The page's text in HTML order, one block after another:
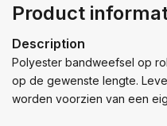
Product
Description
Polyester bandweefsel op
op de gewenste lengte.
worden voorzien van een